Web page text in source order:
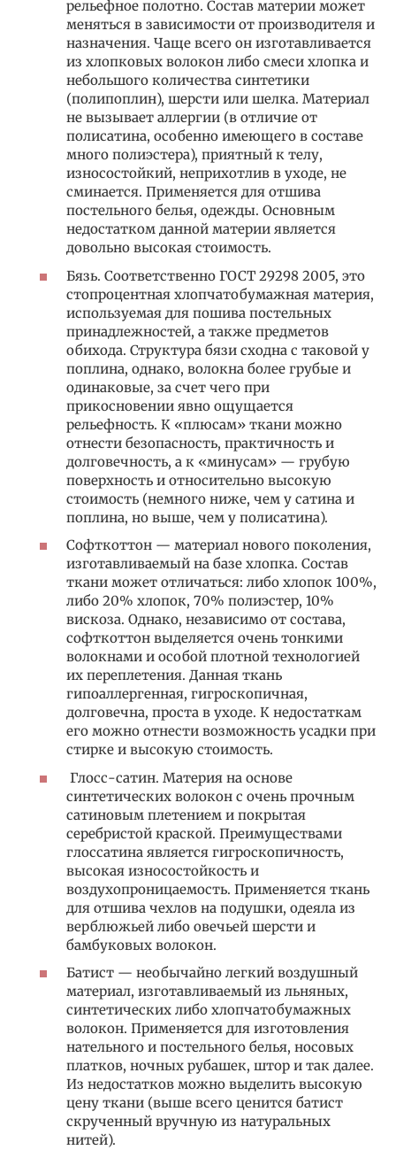
рельефное полотно. Состав материи может
меняться в зависимости от производителя и
назначения. Чаще всего он изготавливается
из хлопковых волокон либо смеси хлопка и
небольшого количества синтетики
(полипоплин), шерсти или шелка. Материал
не вызывает аллергии (в отличие от
полисатина, особенно имеющего в составе
много полиэстера), приятный к телу,
износостойкий, неприхотлив в уходе, не
сминается. Применяется для отшива
постельного белья, одежды. Основным
недостатком данной материи является
довольно высокая стоимость.
Бязь. Соответственно ГОСТ 29298 2005, это
стопроцентная хлопчатобумажная материя,
используемая для пошива постельных
принадлежностей, а также предметов
обихода. Структура бязи сходна с таковой у
поплина, однако, волокна более грубые и
одинаковые, за счет чего при
прикосновении явно ощущается
рельефность. К «плюсам» ткани можно
отнести безопасность, практичность и
долговечность, а к «минусам» — грубую
поверхность и относительно высокую
стоимость (немного ниже, чем у сатина и
поплина, но выше, чем у полисатина).
Софткоттон — материал нового поколения,
изготавливаемый на базе хлопка. Состав
ткани может отличаться: либо хлопок 100%,
либо 20% хлопок, 70% полиэстер, 10%
вискоза. Однако, независимо от состава,
софткоттон выделяется очень тонкими
волокнами и особой плотной технологией
их переплетения. Данная ткань
гипоаллергенная, гигроскопичная,
долговечна, проста в уходе. К недостаткам
его можно отнести возможность усадки при
стирке и высокую стоимость.
Глосс-сатин. Материя на основе
синтетических волокон с очень прочным
сатиновым плетением и покрытая
серебристой краской. Преимуществами
глоссатина является гигроскопичность,
высокая износостойкость и
воздухопроницаемость. Применяется ткань
для отшива чехлов на подушки, одеяла из
верблюжьей либо овечьей шерсти и
бамбуковых волокон.
Батист — необычайно легкий воздушный
материал, изготавливаемый из льняных,
синтетических либо хлопчатобумажных
волокон. Применяется для изготовления
нательного и постельного белья, носовых
платков, ночных рубашек, штор и так далее.
Из недостатков можно выделить высокую
цену ткани (выше всего ценится батист
скрученный вручную из натуральных
нитей).